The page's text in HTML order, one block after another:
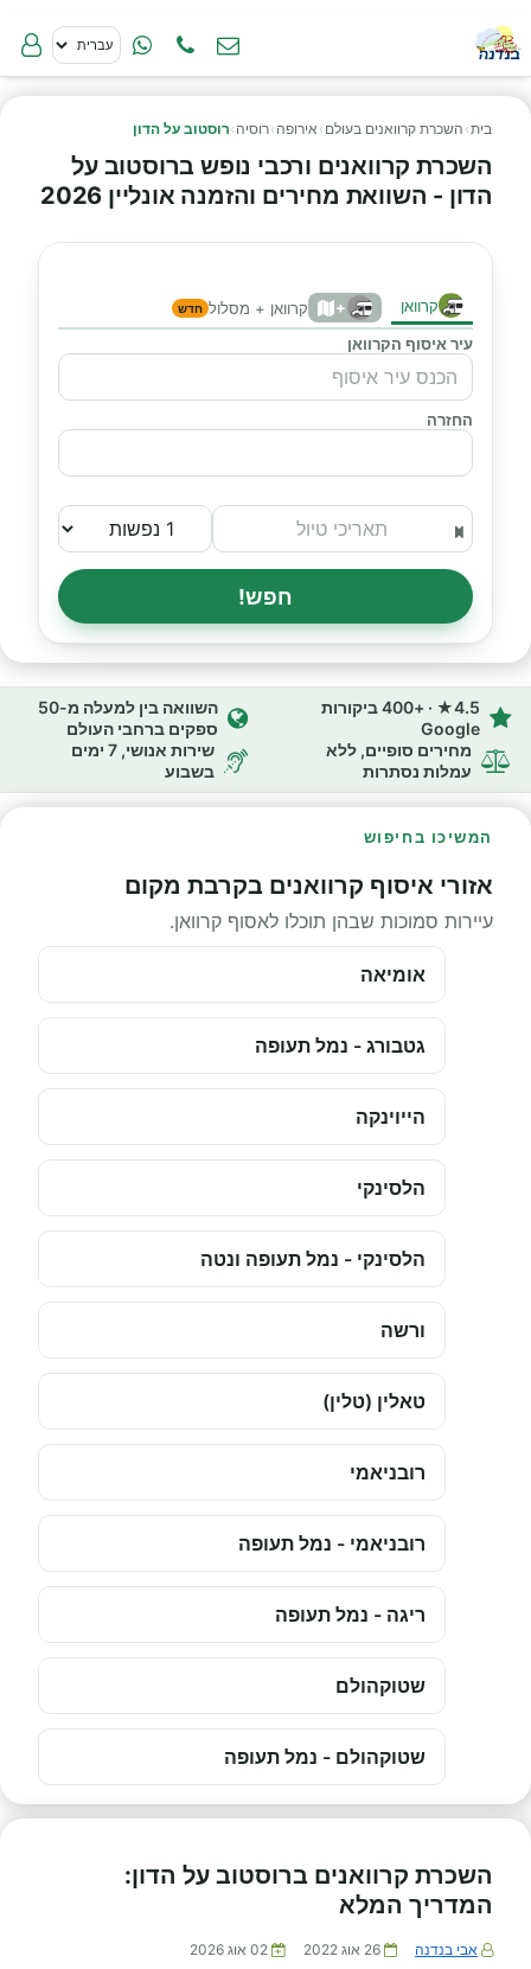
בית› השכרת קרוואנים בעולם › אירופה ›רוסיה ›רוסטוב על הדון
השכרת קרוואנים ורכבי נופש ברוסטוב על
הדון - השוואת מחירים והזמנה אונליין 2026
קרוואן + קרוואן + מסלול חדש
עיר איסוף הקרוואן
החזרה
חפש!
4.5★ · +400 ביקורות
Google
השוואה בין למעלה מ-50
ספקים ברחבי העולם
מחירים סופיים, ללא
עמלות נסתרות
שירות אנושי, 7 ימים
בשבוע
המשיכו בחיפוש
אזורי איסוף קרוואנים בקרבת מקום
עיירות סמוכות שבהן תוכלו לאסוף קרוואן.
אומיאה
גטבורג - נמל תעופה
הייוינקה
הלסינקי
הלסינקי - נמל תעופה ונטה
ורשה
טאלין (טלין)
רובניאמי
רובניאמי - נמל תעופה
ריגה - נמל תעופה
שטוקהולם
שטוקהולם - נמל תעופה
השכרת קרוואנים ברוסטוב על הדון:
המדריך המלא
אבי בנדנה 26 אוג 2022 02 אוג 2026